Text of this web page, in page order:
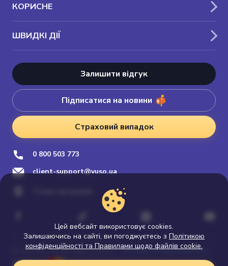
КОРИСНЕ
ШВИДКІ ДІЇ
Залишити відгук
Підписатися на новини
Страховий випадок
0 800 503 773
client-support@vuso.ua
© 2026 Vuso.ua. All rights reserved Політика конфіденційності
Цей вебсайт використовує cookies.
Залишаючись на сайті, ви погоджуєтесь з Політикою
конфіденційності та Правилами щодо файлів cookie.